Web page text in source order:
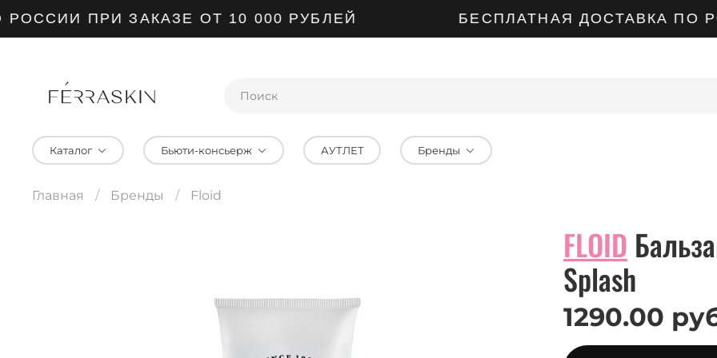
ПРИ ЗАКАЗЕ ОТ 10 000 РУБЛЕЙ БЕСПЛАТНАЯ ДОСТАВКА ПО
Каталог Бьюти-консьерж АУТЛЕТ Бренды
Главная Бренды Floid
FLOID
Splash
1290.00